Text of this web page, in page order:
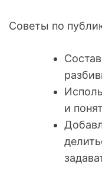
Советы по
и